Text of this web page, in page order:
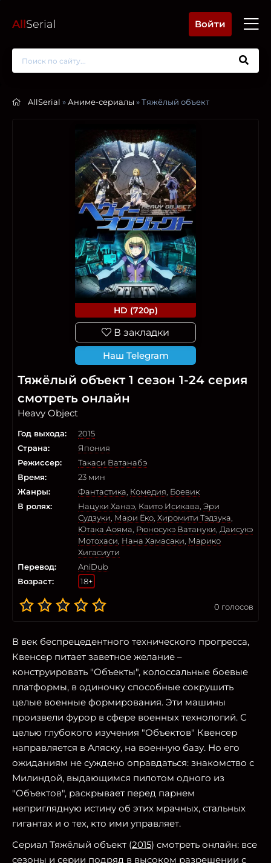
AllSerial Войти
AllSerial »Аниме-сериалы » Тяжёлый объект
HD (720p)
В закладки
Наш Telegram
Тяжёлый объект 1 сезон 1-24 серия
смотреть онлайн
Heavy Object
Год выхода:
2015
Страна:
Япония
Режиссер:
Такаси Ватанабэ
Время:
23 мин
Жанры:
Фантастика Комедия Боевик
В ролях:
Нацуки Ханаэ Каито Исикава Эри
Судзуки Мари Ёко Хиромити Тэдзука
Ютака Аояма Рюносукэ Ватануки Даисукэ
Мотохаси Нана Хамасаки Марико
Хигасиути
Перевод:
AniDub
Возраст:
18+
0 голосов
В век беспрецедентного технического прогресса,
Квенсер питает заветное желание –
конструировать "Объекты", колоссальные боевые
платформы, в одиночку способные сокрушить
целые военные формирования. Эти машины
произвели фурор в сфере военных технологий. С
целью глубокого изучения "Объектов" Квенсер
направляется в Аляску, на военную базу. Но его
ожиданиям не суждено оправдаться: знакомство с
Милиндой, выдающимся пилотом одного из
"Объектов", раскрывает перед парнем
неприглядную истину об этих мрачных, стальных
гигантах и о тех, кто ими управляет.
Сериал Тяжёлый объект (2015) смотреть онлайн: все
сезоны и серии подряд в высоком разрешении с